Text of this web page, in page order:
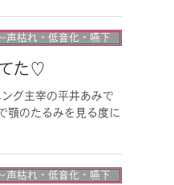
枯れ・低音化・嚥下
てた♡
グ主宰の平井あみで
顎のたるみを見る度に
枯れ・低音化・嚥下